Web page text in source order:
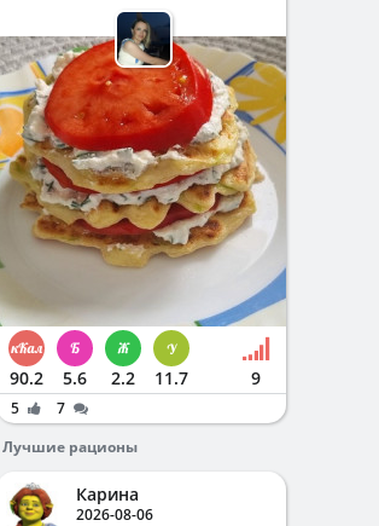
90.2 5.6 2.2 11.7 9
5
7
Лучшие рационы
Карина
2026-08-06